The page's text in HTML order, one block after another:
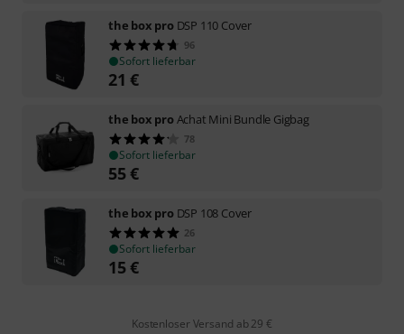
the box pro DSP 110 Cover
96
Sofort lieferbar
21 €
the box proAchat Mini Bundle Gigbag
78
Sofort lieferbar
55€
the box pro DSP 108 Cover
26
Sofort lieferbar
15€
Kostenloser Versand ab 29 €